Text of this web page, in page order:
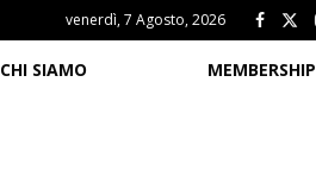
venerdì, 7 Agosto, 2026
CHI SIAMO MEMBERSHIP